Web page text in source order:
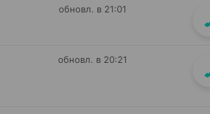
обновл. в 21:01
обновл. в 20:21